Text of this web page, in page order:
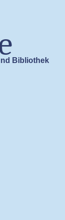
Bibliothek